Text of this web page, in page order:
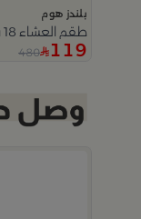
بلندز هوم
طقم العشاء 18 قطعة من سولانا
119
480